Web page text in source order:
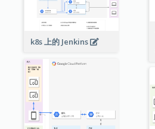
k8s 上的 Jenkins